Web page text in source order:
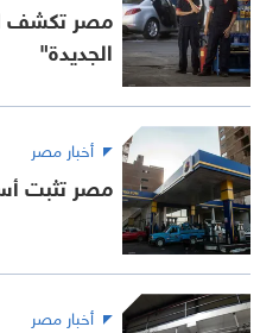
مصر تكشف
الجديدة"
أخبار مصر
مصر تثبت
أخبار مصر